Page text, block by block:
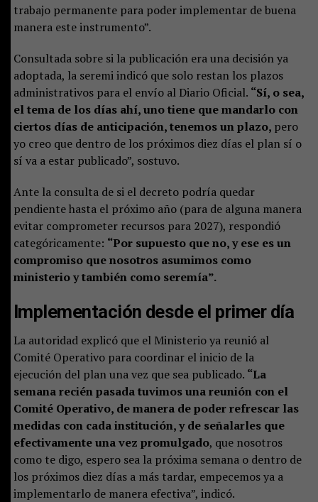
trabajo permanente para poder implementar de buena
manera este instrumento”.
Consultada sobre si la publicación era una decisión ya
adoptada, la seremi indicó que solo restan los plazos
administrativos para el envío al Diario Oficial. “Sí, o sea,
el tema de los días ahí, uno tiene que mandarlo con
ciertos días de anticipación, tenemos un plazo, pero
yo creo que dentro de los próximos diez días el plan sí o
sí va a estar publicado”, sostuvo.
Ante la consulta de si el decreto podría quedar
pendiente hasta el próximo año (para de alguna manera
evitar comprometer recursos para 2027), respondió
categóricamente: “Por supuesto que no, y ese es un
compromiso que nosotros asumimos como
ministerio y también como seremía”.
Implementación desde el primer día
La autoridad explicó que el Ministerio ya reunió al
Comité Operativo para coordinar el inicio de la
ejecución del plan una vez que sea publicado. “La
semana recién pasada tuvimos una reunión con el
Comité Operativo, de manera de poder refrescar las
medidas con cada institución, y de señalarles que
efectivamente una vez promulgado, que nosotros
como te digo, espero sea la próxima semana o dentro de
los próximos diez días a más tardar, empecemos ya a
implementarlo de manera efectiva”, indicó.